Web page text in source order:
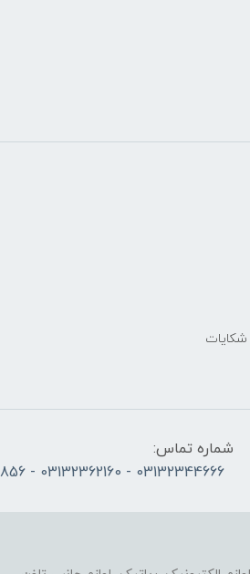
شکایات
شماره تماس:
03132344666 - 03132362160 - 03132340856